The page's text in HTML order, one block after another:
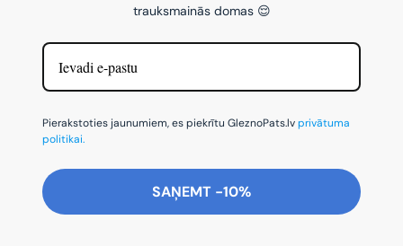
trauksmainās domas 😌
Pierakstoties jaunumiem, es piekrītu GleznoPats.lvprivātuma
politikai.
SAŅEMT -10%